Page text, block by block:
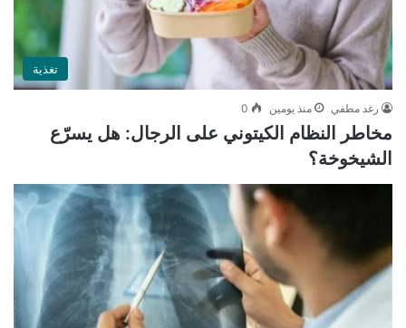
تغذية
رغد مطفي منذ يومين 0
مخاطر النظام الكيتوني على الرجال: هل يسرّع
الشيخوخة؟